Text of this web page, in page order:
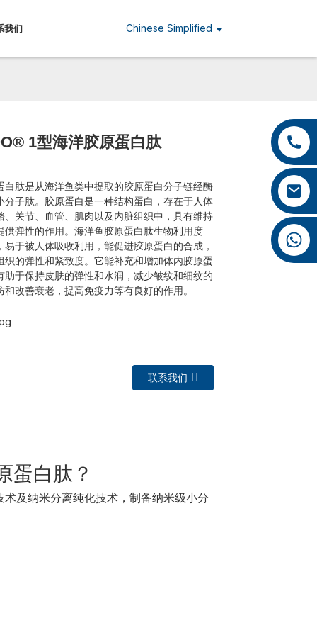
我们 Chinese Simplified
+86 13959222339
mina.cao@foxmail.com
+86 18965423693
Loading...
Loading... Loading...
Loading...
1型海洋胶原蛋白肽
白肽是从海洋鱼类中提取的胶原蛋白分子链经酶
分子肽。胶原蛋白是一种结构蛋白，存在于人体
、关节、血管、肌肉以及内脏组织中，具有维持
供弹性的作用。海洋鱼胶原蛋白肽生物利用度
易于被人体吸收利用，能促进胶原蛋白的合成，
织的弹性和紧致度。它能补充和增加体内胶原蛋
助于保持皮肤的弹性和水润，减少皱纹和细纹的
和改善衰老，提高免疫力等有良好的作用。
联系我们
蛋白肽？
及纳米分离纯化技术，制备纳米级小分